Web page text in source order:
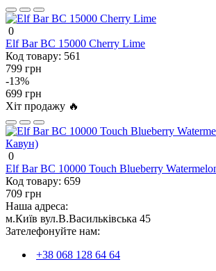
0
Elf Bar BC 15000 Cherry Lime
Код товару: 561
799 грн
-13%
699 грн
Хіт продажу 🔥
0
Elf Bar BC 10000 Touch Blueberry
Код товару: 659
709 грн
Наша адреса:
м.Київ вул.В.Васильківська 45
Зателефонуйте нам:
+38 068 128 64 64